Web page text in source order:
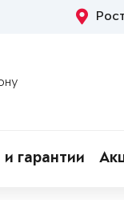
гарантии